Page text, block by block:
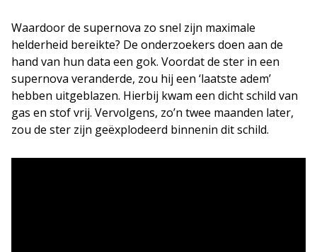
Waardoor de supernova zo snel zijn maximale
helderheid bereikte? De onderzoekers doen aan de
hand van hun data een gok. Voordat de ster in een
supernova veranderde, zou hij een ‘laatste adem’
hebben uitgeblazen. Hierbij kwam een dicht schild van
gas en stof vrij. Vervolgens, zo’n twee maanden later,
zou de ster zijn geëxplodeerd binnenin dit schild.